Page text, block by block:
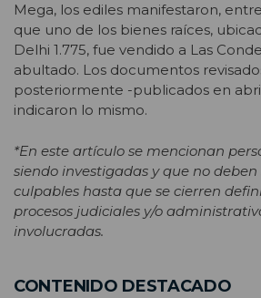
Mega, los ediles manifestaron,
que uno de los bienes raíces,
Delhi 1.775, fue vendido a Las
abultado. Los documentos
posteriormente -publicados en
indicaron lo mismo.
*En este artículo se mencionan
siendo investigadas y que no
culpables hasta que se cierren
procesos judiciales y/o
involucradas.
CONTENIDO DESTACADO